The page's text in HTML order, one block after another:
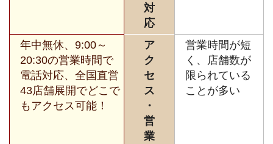
対
応
年中無休、9:00～
20:30の営業時間で
電話対応、全国直営
43店舗展開でどこで
もアクセス可能！
ア
ク
セ
ス
・
営
業
営業時間が短
く、店舗数が
限られている
ことが多い